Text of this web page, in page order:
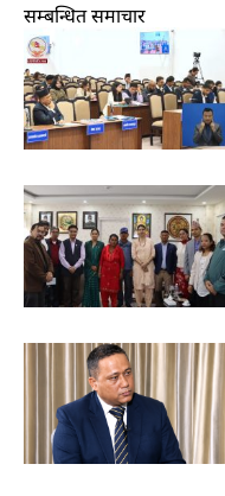
सम्बन्धित समाचार